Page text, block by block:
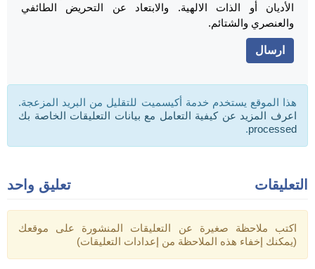
الأديان أو الذات الالهية. والابتعاد عن التحريض الطائفي
والعنصري والشتائم.
هذا الموقع يستخدم خدمة أكيسميت للتقليل من البريد المزعجة.
اعرف المزيد عن كيفية التعامل مع بيانات التعليقات الخاصة بك
processed
.
التعليقات تعليق واحد
اكتب ملاحظة صغيرة عن التعليقات المنشورة على موقعك
(يمكنك إخفاء هذه الملاحظة من إعدادات التعليقات)